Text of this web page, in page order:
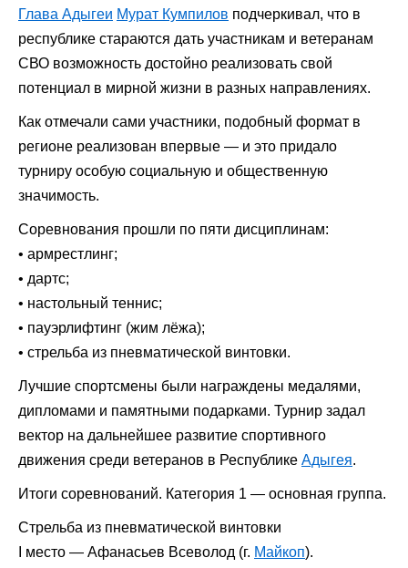
Глава Адыгеи Мурат Кумпилов подчеркивал, что в
республике стараются дать участникам и ветеранам
СВО возможность достойно реализовать свой
потенциал в мирной жизни в разных направлениях.
Как отмечали сами участники, подобный формат в
регионе реализован впервые — и это придало
турниру особую социальную и общественную
значимость.
Соревнования прошли по пяти дисциплинам:
• армрестлинг;
• дартс;
• настольный теннис;
• пауэрлифтинг (жим лёжа);
• стрельба из пневматической винтовки.
Лучшие спортсмены были награждены медалями,
дипломами и памятными подарками. Турнир задал
вектор на дальнейшее развитие спортивного
движения среди ветеранов в Республике Адыгея.
Итоги соревнований. Категория 1 — основная группа.
Стрельба из пневматической винтовки
I место — Афанасьев Всеволод (г. Майкоп).